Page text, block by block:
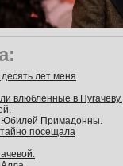
лет меня
влюбленные в Пугачеву.
Юбилей Примадонны.
посещала